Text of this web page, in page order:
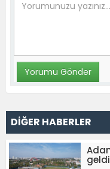
DİĞER HABERLER
geldi